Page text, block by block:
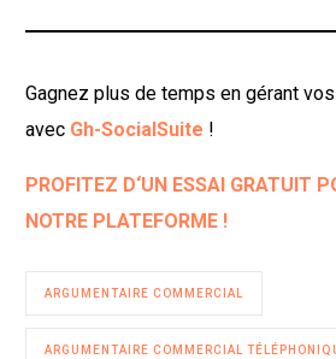
Gagnez plus de temps en gérant
avec Gh-SocialSuite !
PROFITEZ D‘UN ESSAI GRATUIT
NOTRE PLATEFORME !
ARGUMENTAIRE COMMERCIAL
ARGUMENTAIRE COMMERCIAL